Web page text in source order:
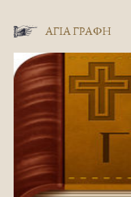
ΑΓΊΑ ΓΡΑΦΉ